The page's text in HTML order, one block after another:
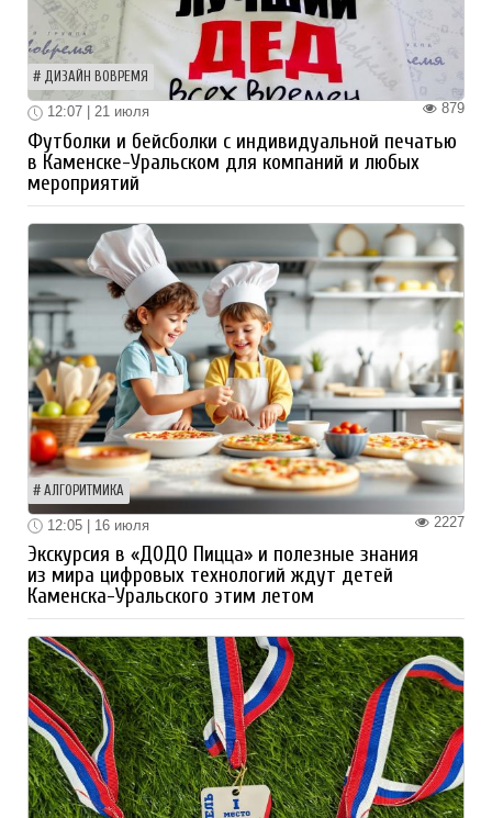
ДИЗАЙН ВОВРЕМЯ
879
12:07 | 21 июля
Футболки и бейсболки с индивидуальной печатью
в Каменске-Уральском для компаний и любых
мероприятий
АЛГОРИТМИКА
2227
12:05 | 16 июля
Экскурсия в «ДОДО Пицца» и полезные знания
из мира цифровых технологий ждут детей
Каменска-Уральского этим летом